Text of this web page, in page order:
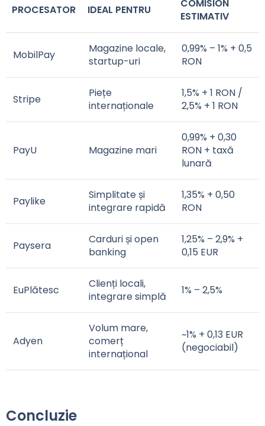
PROCESATOR IDEAL PENTRU
COMISION
ESTIMATIV
MobilPay
Magazine locale,
startup-uri
0,99% – 1% + 0,5
RON
Stripe
Piețe
internaționale
1,5% + 1 RON /
2,5% + 1 RON
PayU Magazine mari
0,99% + 0,30
RON + taxă
lunară
Paylike
Simplitate și
integrare rapidă
1,35% + 0,50
RON
Paysera
Carduri și open
banking
1,25% – 2,9% +
0,15 EUR
EuPlătesc
Clienți locali,
integrare simplă
1% – 2,5%
Adyen
Volum mare,
comerț
internațional
~1% + 0,13 EUR
(negociabil)
Concluzie